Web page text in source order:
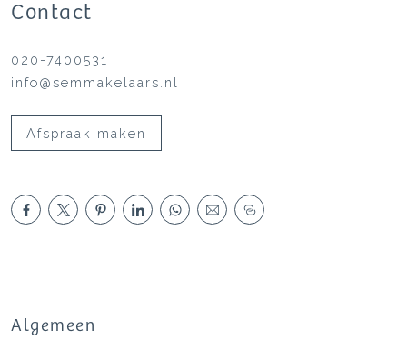
Contact
020-7400531
info@semmakelaars.nl
Afspraak maken
Algemeen